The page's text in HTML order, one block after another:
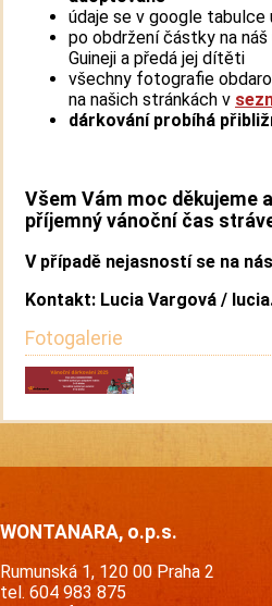
údaje se v google
po obdržení částky na
Guineji a předá jej dítěti
všechny fotografie
na našich stránkách v
dárkování probíhá
Všem Vám moc děkujeme
příjemný vánoční čas
V případě nejasností se na
Kontakt: Lucia Vargová /
Fotogalerie
WONTANARA, o.p.s.
Rumunská 1, 120 00 Praha 2
tel. 604 983 875